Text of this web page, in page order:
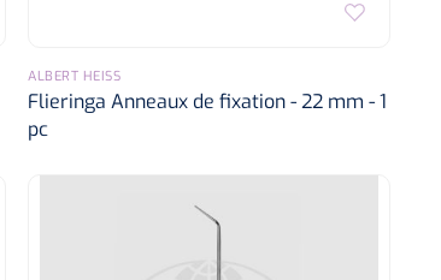
ALBERT HEISS
Flieringa Anneaux de fixation - 22 mm - 1
pc